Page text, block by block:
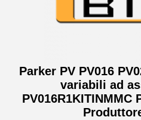
Parker PV PV016
variabili ad
PV016R1KITINMMC